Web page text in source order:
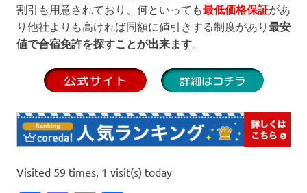
割引も用意されており、何といっても最低価格保証があ
り他社よりも高ければ同額に値引きする制度があり 最安
値で合宿免許を探すことが出来ます
Visited 59 times, 1 visit(s) today